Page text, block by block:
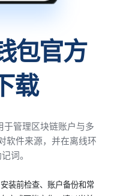
包官方
载
管理区块链账户与多
软件来源，并在离线环
词。
装前检查、账户备份和常